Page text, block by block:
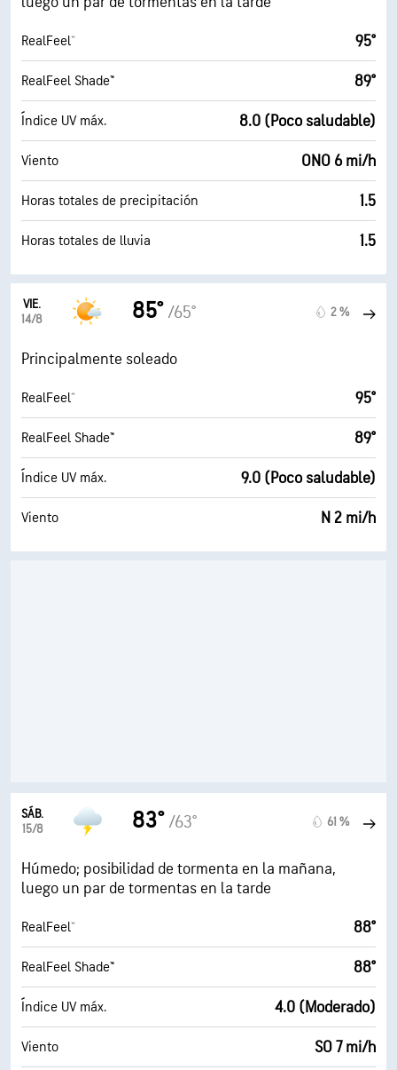
RealFeel® 95°
RealFeel Shade™ 89°
Índice UV máx. 8.0 (Poco saludable)
Viento ONO 6 mi/h
Horas totales de precipitación 1.5
Horas totales de lluvia 1.5
VIE.
14/8
85° /65° 2 %
Principalmente soleado
RealFeel® 95°
RealFeel Shade™ 89°
Índice UV máx. 9.0 (Poco saludable)
Viento N 2 mi/h
SÁB.
15/8
83° /63° 61 %
Húmedo; posibilidad de tormenta en la mañana,
luego un par de tormentas en la tarde
RealFeel® 88°
RealFeel Shade™ 88°
Índice UV máx. 4.0 (Moderado)
Viento SO 7 mi/h